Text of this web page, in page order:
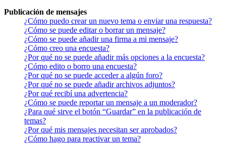
Publicación de mensajes
¿Cómo puedo crear un nuevo tema o enviar una respuesta?
¿Cómo se puede editar o borrar un mensaje?
¿Cómo se puede añadir una firma a mi mensaje?
¿Cómo creo una encuesta?
¿Por qué no se puede añadir más opciones a la encuesta?
¿Cómo edito o borro una encuesta?
¿Por qué no se puede acceder a algún foro?
¿Por qué no se puede añadir archivos adjuntos?
¿Por qué recibí una advertencia?
¿Cómo se puede reportar un mensaje a un moderador?
¿Para qué sirve el botón “Guardar” en la publicación de
temas?
¿Por qué mis mensajes necesitan ser aprobados?
¿Cómo hago para reactivar un tema?